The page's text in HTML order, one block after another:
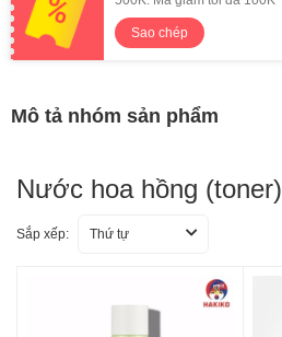
Sao chép
Mô tả nhóm sản phẩm
Nước hoa hồng (toner)
Sắp xếp: Thứ tự